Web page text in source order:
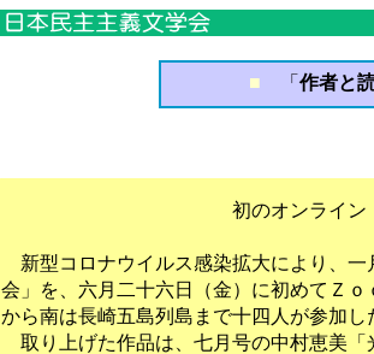
■ 「 作者と
初のオンライン「作者と
新型コロナウイルス感染拡大により、一
会」を、六月二十六日（金）に初めてＺ
から南は長崎五島列島まで十四人が参加
取り上げた作品は、七月号の中村恵美「